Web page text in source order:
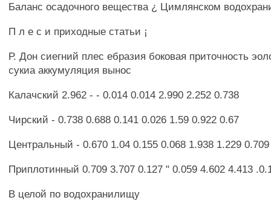
Баланс осадочного вещества ¿ Цимлянском
П л е с и приходные статьи ¡
Р. Дон сиегний плес ебразия боковая приточность
сукиа аккумуляция вынос
Калачский 2.962 - - 0.014 0.014 2.990 2.252 0.738
Чирский - 0.738 0.688 0.141 0.026 1.59 0.922 0.67
Центральный - 0.670 1.04 0.155 0.068 1.938 1.229 0.709
Приплотинный 0.709 3.707 0.127 " 0.059 4.602 4.413
В целой по водохранилищу